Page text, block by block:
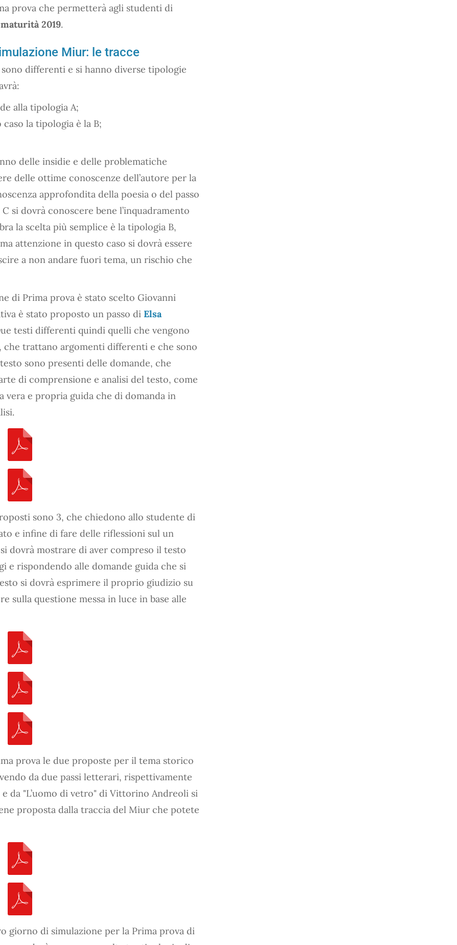
prova che permetterà agli studenti di
maturità 2019.
Miur: le tracce
differenti e si hanno diverse tipologie
alla tipologia A;
caso la tipologia è la B;
delle insidie e delle problematiche
delle ottime conoscenze dell’autore per la
approfondita della poesia o del passo
si dovrà conoscere bene l’inquadramento
la scelta più semplice è la tipologia B,
attenzione in questo caso si dovrà essere
a non andare fuori tema, un rischio che
di Prima prova è stato scelto Giovanni
è stato proposto un passo di Elsa
testi differenti quindi quelli che vengono
trattano argomenti differenti e che sono
sono presenti delle domande, che
di comprensione e analisi del testo, come
vera e propria guida che di domanda in
sono 3, che chiedono allo studente di
e infine di fare delle riflessioni sul un
dovrà mostrare di aver compreso il testo
e rispondendo alle domande guida che si
si dovrà esprimere il proprio giudizio su
sulla questione messa in luce in base alle
prova le due proposte per il tema storico
da due passi letterari, rispettivamente
e da "L’uomo di vetro" di Vittorino Andreoli si
proposta dalla traccia del Miur che potete
giorno di simulazione per la Prima prova di